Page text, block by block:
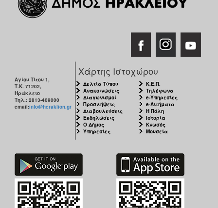
Αγίου Τίτου 1,
Τ.Κ. 71202,
Ηράκλειο
Τηλ.: 2813-409000
email:info@heraklion.gr
Χάρτης Ιστοχώρου
Δελτία Τύπου
Ανακοινώσεις
Διαγωνισμοί
Προσλήψεις
Διαβουλεύσεις
Εκδηλώσεις
Ο Δήμος
Υπηρεσίες
Κ.Ε.Π.
Τηλέφωνα
e-Υπηρεσίες
e-Αιτήματα
Η Πόλη
Ιστορία
Κνωσός
Μουσεία